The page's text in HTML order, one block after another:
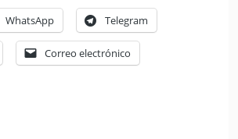
WhatsApp Telegram
Correo electrónico